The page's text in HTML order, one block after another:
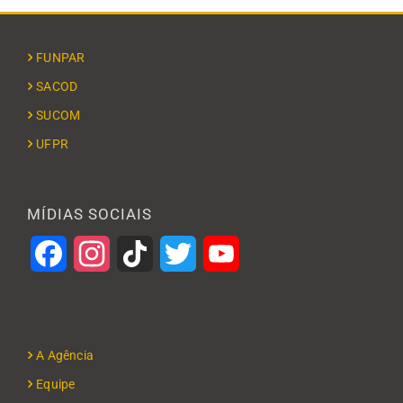
FUNPAR
SACOD
SUCOM
UFPR
MÍDIAS SOCIAIS
FacebookInstagramTikTok Twitter
A Agência
Equipe